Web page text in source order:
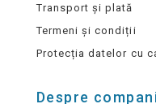
Transport și plată
Termeni și condiții
Protecția datelor cu
Despre